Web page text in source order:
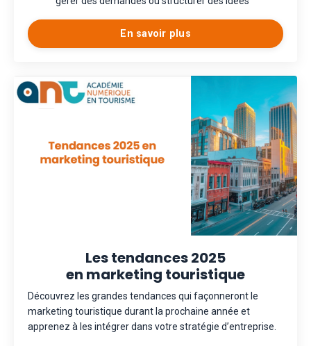
En savoir plus
Les tendances 2025
en marketing touristique
Découvrez les grandes tendances qui façonneront le
marketing touristique durant la prochaine année et
apprenez à les intégrer dans votre stratégie d’entreprise.